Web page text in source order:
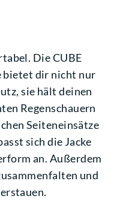
Die CUBE
bietet dir nicht nur
sie hält deinen
Regenschauern
Seiteneinsätze
sich die Jacke
an. Außerdem
und